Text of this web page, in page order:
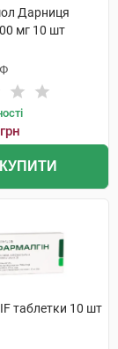
Дарниця
мг 10 шт
грн
таблетки 10 шт